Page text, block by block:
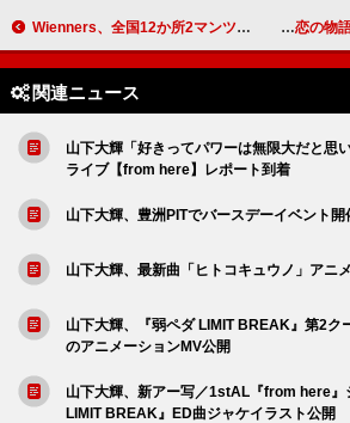
Wienners、全国12か所2マンツアーゲスト解禁 純烈、藤井フミヤ＆
関連ニュース
山下大輝「好きってパワーは無限大だと思
ライブ【from here】レポート到着
山下大輝、豊洲PITでバースデーイベント開
山下大輝、最新曲「ヒトコキュウノ」アニ
山下大輝、『弱ペダ LIMIT BREAK』第2ク
のアニメーションMV公開
山下大輝、新アー写／1stAL『from here』
LIMIT BREAK』ED曲ジャケイラスト公開